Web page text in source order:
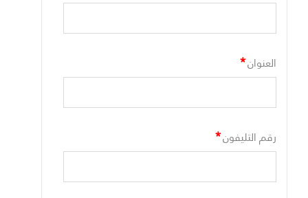
العنوان*
رقم التليفون*